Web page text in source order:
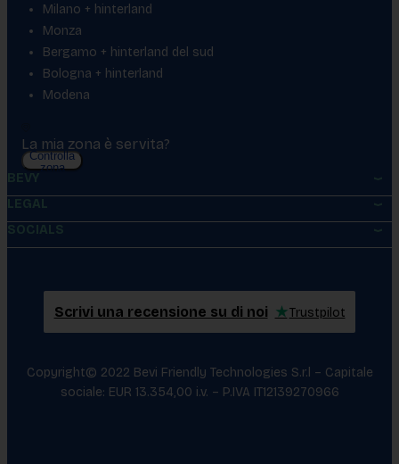
Milano + hinterland
Monza
Bergamo + hinterland del sud
Bologna + hinterland
Modena
La mia zona è servita?
Controlla
zona
BEVY
LEGAL
SOCIALS
Scrivi una recensione su di noi ★Trustpilot
Copyright© 2022 Bevi Friendly Technologies S.r.l – Capitale
sociale: EUR 13.354,00 i.v. – P.IVA IT12139270966